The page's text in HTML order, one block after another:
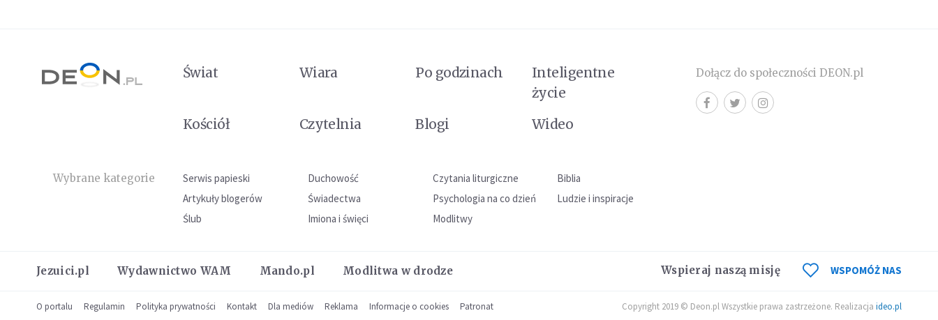
Świat Wiara Po godzinach
Inteligentne
życie
Kościół
Czytelnia Blogi Wideo
Wybrane kategorie Serwis papieski Duchowość Czytania liturgiczne
Biblia
Artykuły blogerów
Świadectwa Psychologia na co dzień
Ludzie i inspiracje
Ślub
Imiona i święci Modlitwy
Dołącz do społeczności DEON.pl
Jezuici.pl Wydawnictwo WAM Mando.pl Modlitwa w drodze Wspieraj naszą misję WSPOMÓŻ NAS
O portalu Regulamin Polityka prywatności Kontakt Dla mediów Reklama Informacje o cookies Patronat Copyright 2019 © Deon.pl Wszystkie prawa zastrzeżone. Realizacja ideo.pl